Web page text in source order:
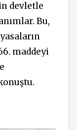
devletle
Bu,
maddeyi